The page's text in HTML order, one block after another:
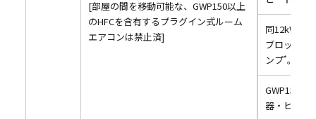
[部屋の間を移動可能な、GWP150以上
のHFCを含有するプラグイン式ルーム
エアコンは禁止済]
同12kW超
ブロックエ
ンプ*。
GWP150以
器・ヒート